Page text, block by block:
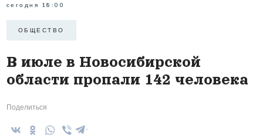
сегодня 18:00
ОБЩЕСТВО
В июле в Новосибирской
области пропали 142 человека
Поделиться